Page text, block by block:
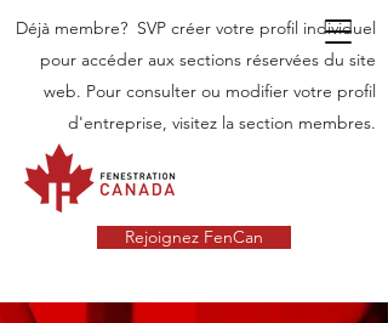
Déjà membre? SVP créer votre profil individuel
pour accéder aux sections réservées du site
web. Pour consulter ou modifier votre profil
d'entreprise, visitez la section membres.
Rejoignez FenCan